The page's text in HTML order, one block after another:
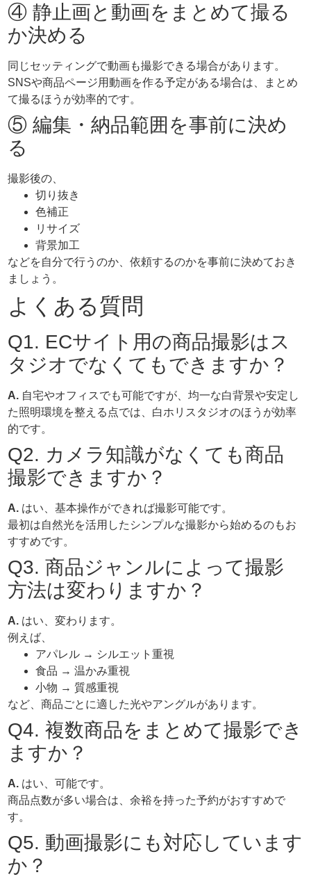
④ 静止画と動画をまとめて撮る
か決める
同じセッティングで動画も撮影できる場合があります。
SNSや商品ページ用動画を作る予定がある場合は、まとめ
て撮るほうが効率的です。
⑤ 編集・納品範囲を事前に決め
る
撮影後の、
切り抜き
色補正
リサイズ
背景加工
などを自分で行うのか、依頼するのかを事前に決めておき
ましょう。
よくある質問
Q1. ECサイト用の商品撮影はス
タジオでなくてもできますか？
A. 自宅やオフィスでも可能ですが、均一な白背景や安定し
た照明環境を整える点では、白ホリスタジオのほうが効率
的です。
Q2. カメラ知識がなくても商品
撮影できますか？
A. はい、基本操作ができれば撮影可能です。
最初は自然光を活用したシンプルな撮影から始めるのもお
すすめです。
Q3. 商品ジャンルによって撮影
方法は変わりますか？
A. はい、変わります。
例えば、
アパレル → シルエット重視
食品 → 温かみ重視
小物 → 質感重視
など、商品ごとに適した光やアングルがあります。
Q4. 複数商品をまとめて撮影でき
ますか？
A. はい、可能です。
商品点数が多い場合は、余裕を持った予約がおすすめで
す。
Q5. 動画撮影にも対応しています
か？